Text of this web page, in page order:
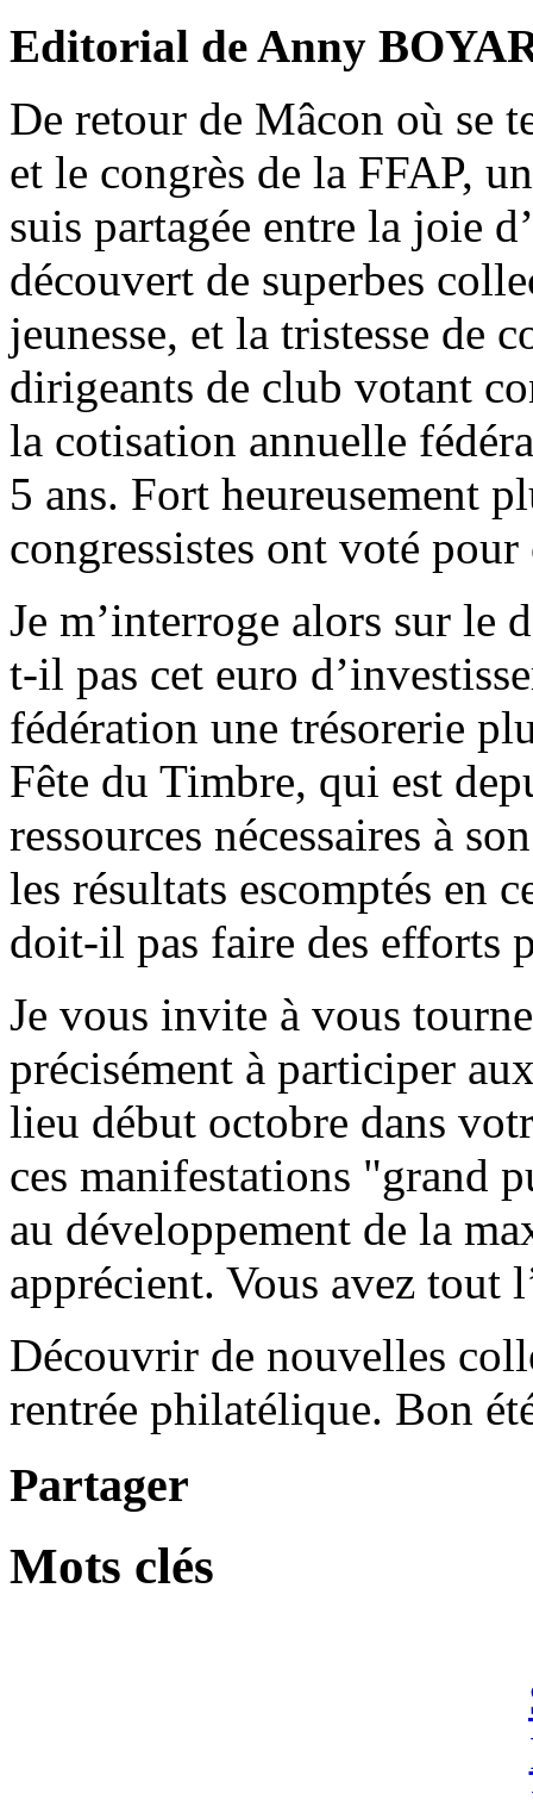
Editorial de Anny
De retour de Mâcon où se
et le congrès de la FFAP,
suis partagée entre la joie
découvert de superbes
jeunesse, et la tristesse de
dirigeants de club votant
la cotisation annuelle
5 ans. Fort heureusement
congressistes ont voté
Je m’interroge alors sur le
t-il pas cet euro
fédération une trésorerie
Fête du Timbre, qui est
ressources nécessaires à
les résultats escomptés en
doit-il pas faire des efforts
Je vous invite à vous
précisément à participer
lieu début octobre dans
ces manifestations "grand
au développement de la
apprécient. Vous avez tout
Découvrir de nouvelles
rentrée philatélique. Bon
Partager
Mots clés